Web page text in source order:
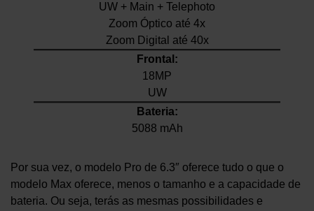
UW + Main + Telephoto
Zoom Óptico até 4x
Zoom Digital até 40x
Frontal:
18MP
UW
Bateria:
5088 mAh
Por sua vez, o modelo Pro de 6.3″ oferece tudo o que o
modelo Max oferece, menos o tamanho e a capacidade de
bateria. Ou seja, terás as mesmas possibilidades e